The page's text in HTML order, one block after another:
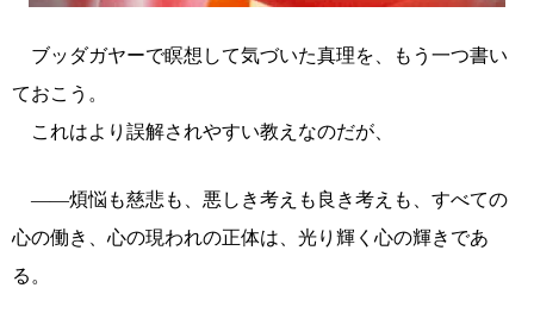
ブッダガヤーで瞑想して気づいた真理を、もう一つ書い
ておこう。
これはより誤解されやすい教えなのだが、
――煩悩も慈悲も、悪しき考えも良き考えも、すべての
心の働き、心の現われの正体は、光り輝く心の輝きであ
る。